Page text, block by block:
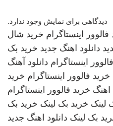
دیدگاهی برای نمایش وجود ندارد.
فالوور اینستاگرام خرید شال
دانلود اهنگ جدید خرید بک
اینستاگرام دانلود آهنگ
خرید فالوور اینستاگرام خرید
اهنگ خرید فالوور اینستاگرام
لینک خرید بک لینک خرید بک
بک لینک دانلود اهنگ جدید